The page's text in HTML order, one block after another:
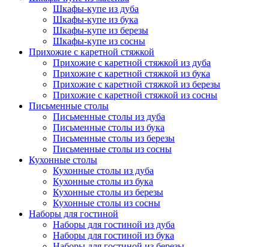
Шкафы-купе из дуба
Шкафы-купе из бука
Шкафы-купе из березы
Шкафы-купе из сосны
Прихожие с каретной стяжкой
Прихожие с каретной стяжкой из дуба
Прихожие с каретной стяжкой из бука
Прихожие с каретной стяжкой из березы
Прихожие с каретной стяжкой из сосны
Письменные столы
Письменные столы из дуба
Письменные столы из бука
Письменные столы из березы
Письменные столы из сосны
Кухонные столы
Кухонные столы из дуба
Кухонные столы из бука
Кухонные столы из березы
Кухонные столы из сосны
Наборы для гостиной
Наборы для гостиной из дуба
Наборы для гостиной из бука